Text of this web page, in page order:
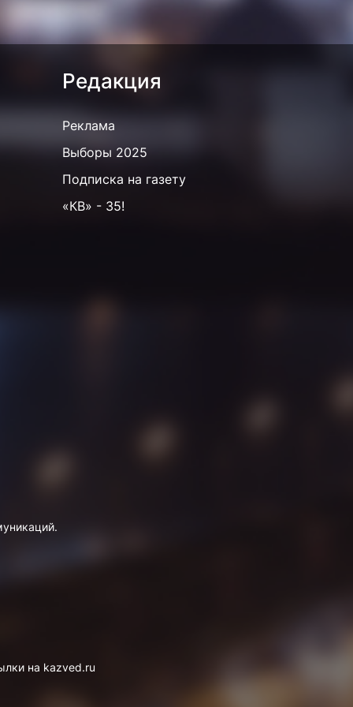
Редакция
Реклама
Выборы 2025
Подписка на газету
«КВ» - 35!
на kazved.ru